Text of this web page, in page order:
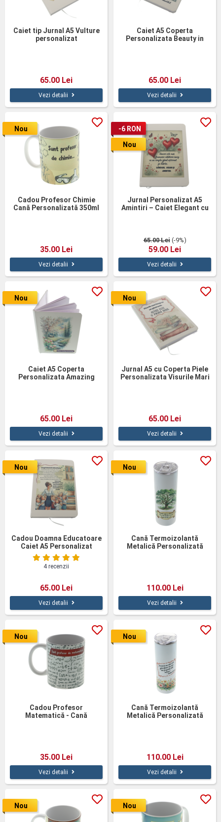
Caiet tip Jurnal A5 Vulture
personalizat
65.00 Lei
Vezi detalii
Caiet A5 Coperta
Personalizata Beauty in
65.00 Lei
Vezi detalii
Cadou Profesor Chimie
Cană Personalizată 350ml
35.00 Lei
Nou
Vezi detalii
Jurnal Personalizat A5
Amintiri – Caiet Elegant cu
65.00 Lei(-9%)
59.00 Lei
-6 RON
Nou
Vezi detalii
Caiet A5 Coperta
Personalizata Amazing
65.00 Lei
Nou
Vezi detalii
Jurnal A5 cu Coperta Piele
Personalizata Visurile Mari
65.00 Lei
Nou
Vezi detalii
Cadou Doamna Educatoare
Caiet A5 Personalizat
4 recenzii
65.00 Lei
Nou
Vezi detalii
Cană Termoizolantă
Metalică Personalizată
110.00 Lei
Nou
Vezi detalii
Cadou Profesor
Matematică - Cană
35.00 Lei
Nou
Vezi detalii
Cană Termoizolantă
Metalică Personalizată
110.00 Lei
Nou
Vezi detalii
Nou Nou